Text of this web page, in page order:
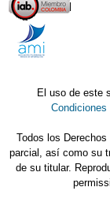
El uso de este
Condiciones
Todos los
parcial, así como su
de su titular.